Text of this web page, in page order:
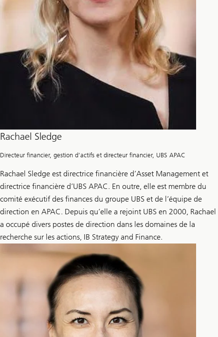
Rachael Sledge
Directeur financier, gestion d’actifs et directeur financier, UBS APAC
Rachael Sledge est directrice financière d’Asset Management et
directrice financière d’UBS APAC. En outre, elle est membre du
comité exécutif des finances du groupe UBS et de l’équipe de
direction en APAC. Depuis qu’elle a rejoint UBS en 2000, Rachael
a occupé divers postes de direction dans les domaines de la
recherche sur les actions, IB Strategy and Finance.